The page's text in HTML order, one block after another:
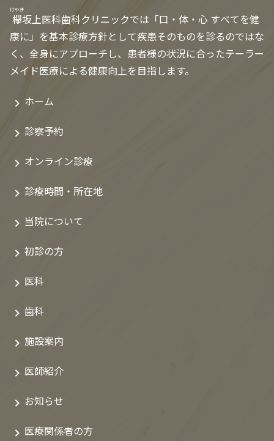
欅
けやき
坂上医科歯科クリニックでは「口・体・心 すべてを健
康に」を基本診療方針として疾患そのものを診るのではな
く、全身にアプローチし、患者様の状況に合ったテーラー
メイド医療による健康向上を目指します。
ホーム
診察予約
オンライン診療
診療時間・所在地
当院について
初診の方
医科
歯科
施設案内
医師紹介
お知らせ
医療関係者の方